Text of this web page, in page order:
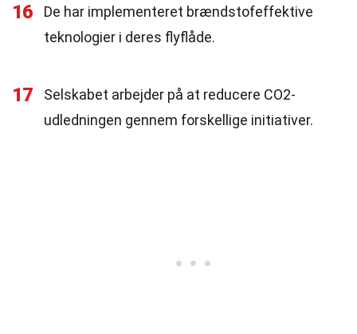
16
De har implementeret brændstofeffektive
teknologier i deres flyflåde.
17
Selskabet arbejder på at reducere CO2-
udledningen gennem forskellige initiativer.